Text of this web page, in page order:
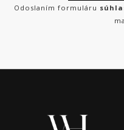
Odoslaním formuláru